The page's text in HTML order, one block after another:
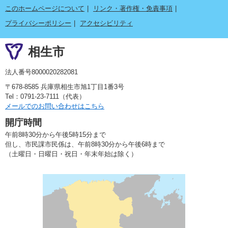
このホームページについて
リンク・著作権・免責事項
プライバシーポリシー
アクセシビリティ
相生市
法人番号8000020282081
〒678-8585 兵庫県相生市旭1丁目1番3号
Tel：0791-23-7111（代表）
メールでのお問い合わせはこちら
開庁時間
午前8時30分から午後5時15分まで
但し、市民課市民係は、午前8時30分から午後6時まで
（土曜日・日曜日・祝日・年末年始は除く）